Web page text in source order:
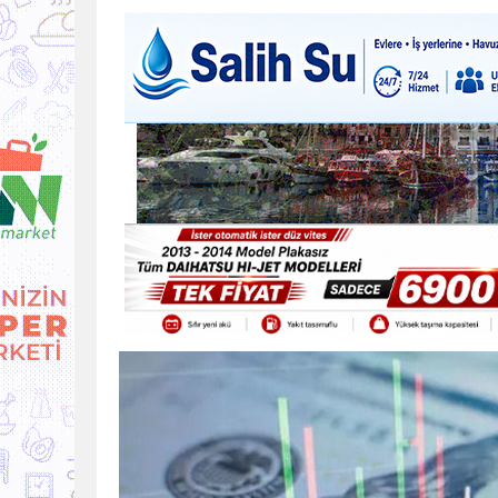
9:30 SON DAKİKA
13:42 BEROVA: HAYAT
20:30 Cumhurbaşkanı